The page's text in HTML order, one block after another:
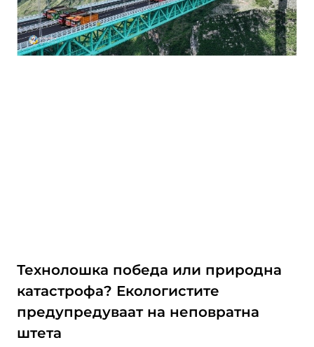
Технолошка победа или природна
катастрофа? Екологистите
предупредуваат на неповратна
штета